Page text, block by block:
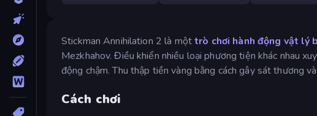
Stickman Annihilation 2 là mộttrò chơi hành động vật lý
Mezkhahov. Điều khiển nhiều loại phương tiện khác nhau
động chậm. Thu thập tiền vàng bằng cách gây sát thương
Cách chơi